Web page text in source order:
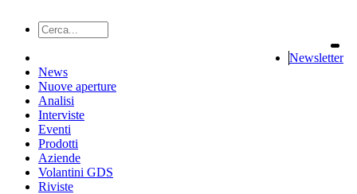
Newsletter
News
Nuove aperture
Analisi
Interviste
Eventi
Prodotti
Aziende
Volantini GDS
Riviste